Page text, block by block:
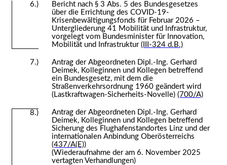
6.)
Bericht nach § 3 Abs. 5 des Bundesgesetzes
über die Errichtung des COVID-19-
Krisenbewältigungsfonds für Februar 2026 –
Untergliederung 41 Mobilität und Infrastruktur,
vorgelegt vom Bundesminister für Innovation,
Mobilität und Infrastruktur(III-324 d.B.)
7.)
Antrag der Abgeordneten Dipl.-Ing. Gerhard
Deimek, Kolleginnen und Kollegen betreffend
ein Bundesgesetz, mit dem die
Straßenverkehrsordnung 1960 geändert wird
(Lastkraftwagen-Sicherheits-Novelle)(700/A)
8.)
Antrag der Abgeordneten Dipl.-Ing. Gerhard
Deimek, Kolleginnen und Kollegen betreffend
Sicherung des Flughafenstandortes Linz und der
internationalen Anbindung Oberösterreichs
(437/A(E))
(Wiederaufnahme der am 6. November 2025
vertagten Verhandlungen)